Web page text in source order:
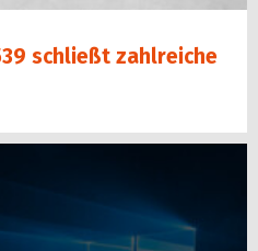
schließt zahlreiche